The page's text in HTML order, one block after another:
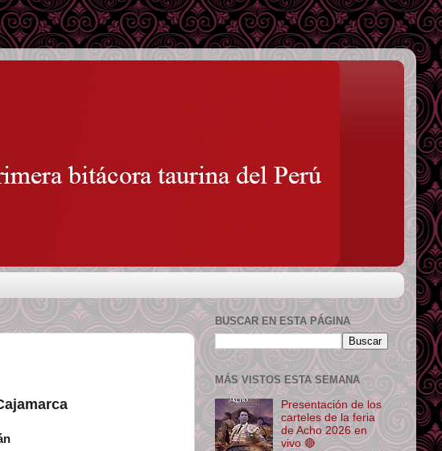
BUSCAR EN ESTA PÁGINA
MÁS VISTOS ESTA SEMANA
Presentación de los
carteles de la feria
de Acho 2026 en
vivo 🔴